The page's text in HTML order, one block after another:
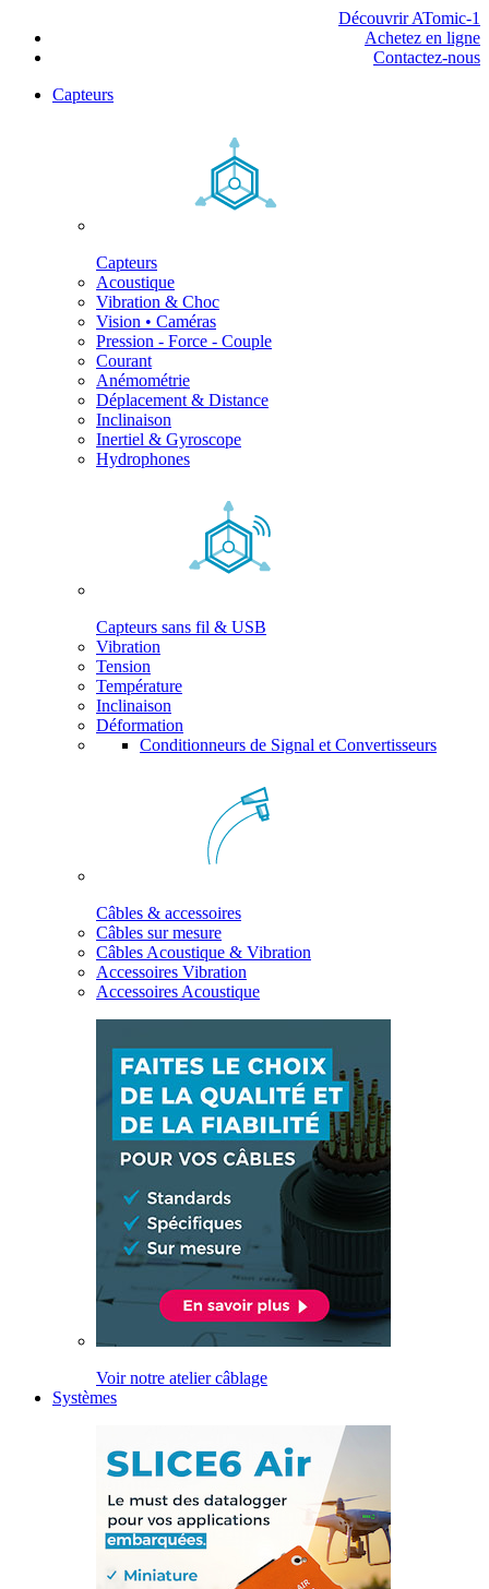
Découvrir ATomic-1
Achetez en ligne
Contactez-nous
Capteurs
Capteurs
Acoustique
Vibration & Choc
Vision • Caméras
Pression - Force - Couple
Courant
Anémométrie
Déplacement & Distance
Inclinaison
Inertiel & Gyroscope
Hydrophones
Capteurs sans fil & USB
Vibration
Tension
Température
Inclinaison
Déformation
Conditionneurs de Signal et Convertisseurs
Câbles & accessoires
Câbles sur mesure
Câbles Acoustique & Vibration
Accessoires Vibration
Accessoires Acoustique
Voir notre atelier câblage
Systèmes